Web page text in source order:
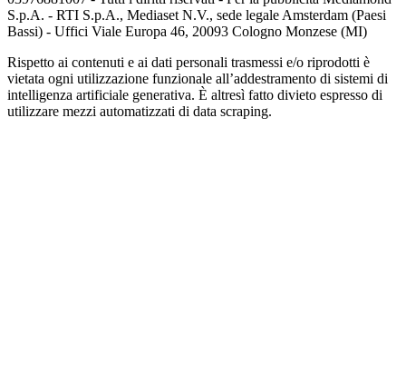
S.p.A. - RTI S.p.A., Mediaset N.V., sede legale Amsterdam (Paesi
Bassi) - Uffici Viale Europa 46, 20093 Cologno Monzese (MI)
Rispetto ai contenuti e ai dati personali trasmessi e/o riprodotti è
vietata ogni utilizzazione funzionale all’addestramento di sistemi di
intelligenza artificiale generativa. È altresì fatto divieto espresso di
utilizzare mezzi automatizzati di data scraping.